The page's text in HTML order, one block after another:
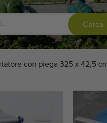
Cerca
con piega 325 x 42,5